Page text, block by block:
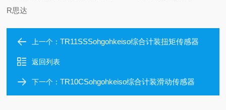
R思达
上一个：TR11SSSohgohkeiso综合计装扭矩传感器
返回列表
下一个：TR10CSohgohkeiso综合计装滑动传感器